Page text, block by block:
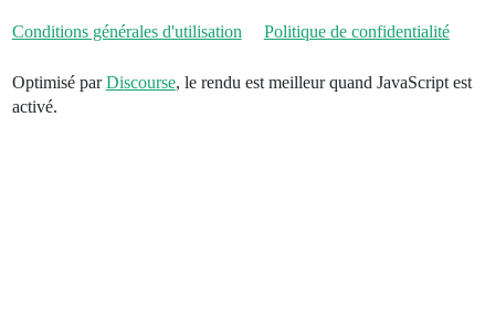
Conditions générales d'utilisation Politique de confidentialité
Optimisé parDiscourse, le rendu est meilleur quand JavaScript est
activé.